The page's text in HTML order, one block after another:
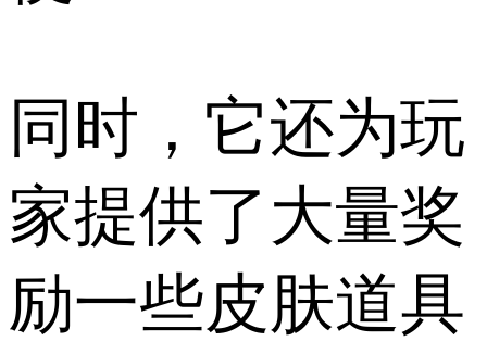
同时，它还为玩
家提供了大量奖
励一些皮肤道具